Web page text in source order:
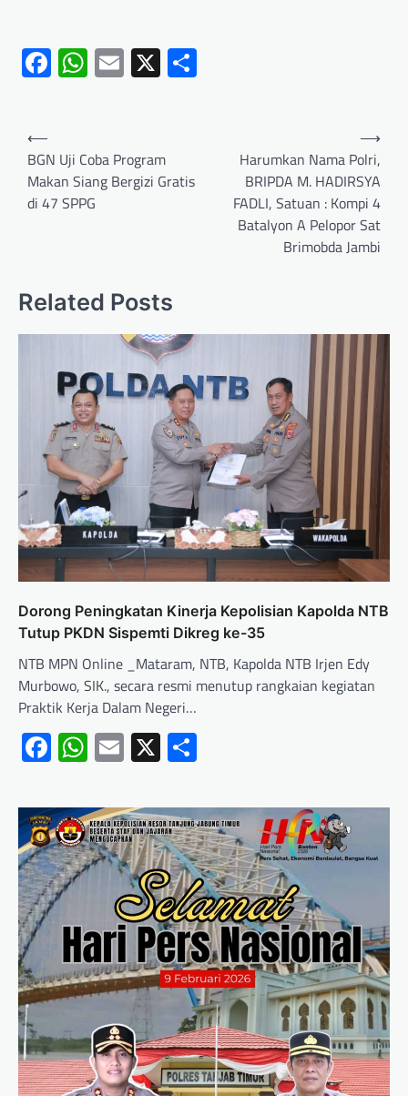
Facebook
WhatsApp
Email
X
⟵
BGN Uji Coba Program
Makan Siang Bergizi Gratis
di 47 SPPG
Harumkan Nama Polri,
BRIPDA M. HADIRSYA
FADLI, Satuan : Kompi 4
Batalyon A Pelopor Sat
Brimobda Jambi
⟶
Related Posts
Dorong Peningkatan Kinerja Kepolisian Kapolda NTB
Tutup PKDN Sispemti Dikreg ke-35
NTB MPN Online _Mataram, NTB, Kapolda NTB Irjen Edy
Murbowo, SIK., secara resmi menutup rangkaian kegiatan
Praktik Kerja Dalam Negeri…
Facebook
WhatsApp
Email
X